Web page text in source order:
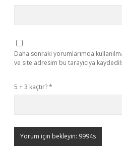
Daha sonraki yorumlarımda
ve site adresim bu tarayıcıya
5 + 3 kaçtır?*